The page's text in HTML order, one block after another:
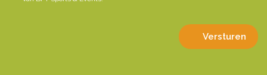
Versturen